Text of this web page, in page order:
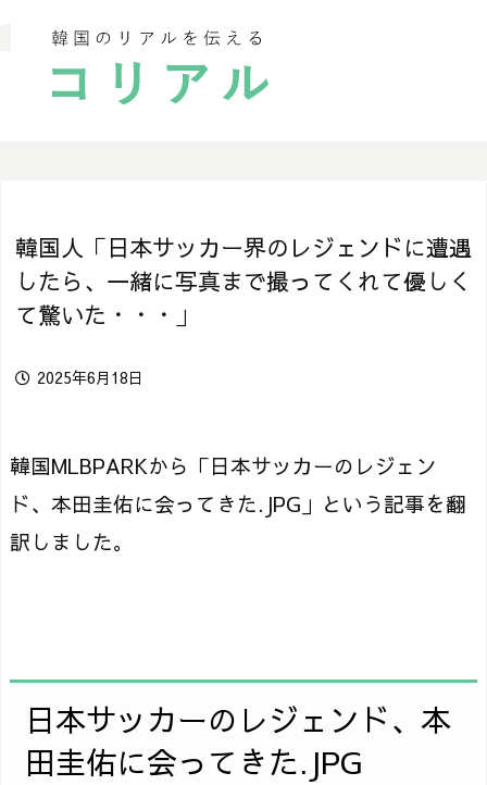
韓国人「日本サッカー界のレジェンドに遭遇
したら、一緒に写真まで撮ってくれて優しく
て驚いた・・・」
2025年6月18日
韓国MLBPARKから「日本サッカーのレジェン
ド、本田圭佑に会ってきた.JPG」という記事を翻
訳しました。
日本サッカーのレジェンド、本
田圭佑に会ってきた.JPG